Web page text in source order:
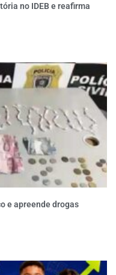
no IDEB e reafirma
e apreende drogas